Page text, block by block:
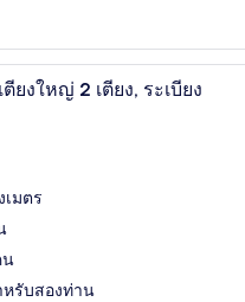
ผ้าม่านกันแสง, ห้องเก็บเสียง
ห้องดีลักซ์, เตี
ยงใหญ่ 2 เตียง, ระเบียง
เมตร
น
หรับสองท่าน